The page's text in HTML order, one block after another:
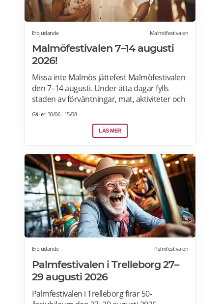
Erbjudande Malmöfestivalen
Malmöfestivalen 7–14 augusti
2026!
Missa inte Malmös jättefest Malmöfestivalen
den 7–14 augusti. Under åtta dagar fylls
staden av förväntningar, mat, aktiviteter och
artister. Hela programmet är gratis! Läs
Gäller: 30/06 - 15/08
LÄS MER
Erbjudande Palmfestivalen
Palmfestivalen i Trelleborg 27–
29 augusti 2026
Palmfestivalen i Trelleborg firar 50-